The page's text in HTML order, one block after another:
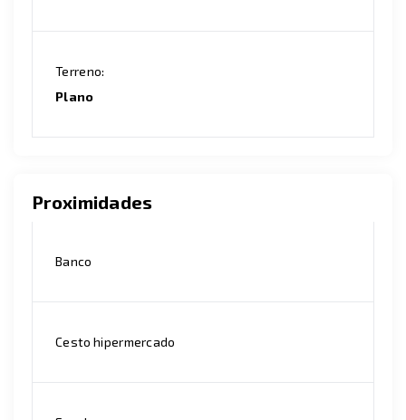
Terreno:
Plano
Proximidades
Banco
Cesto hipermercado